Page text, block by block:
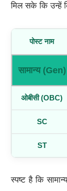
मिल सके कि उन्हें
पोस्ट नाम
सामान्य (Gen)
ओबीसी (OBC)
SC
ST
स्पष्ट है कि